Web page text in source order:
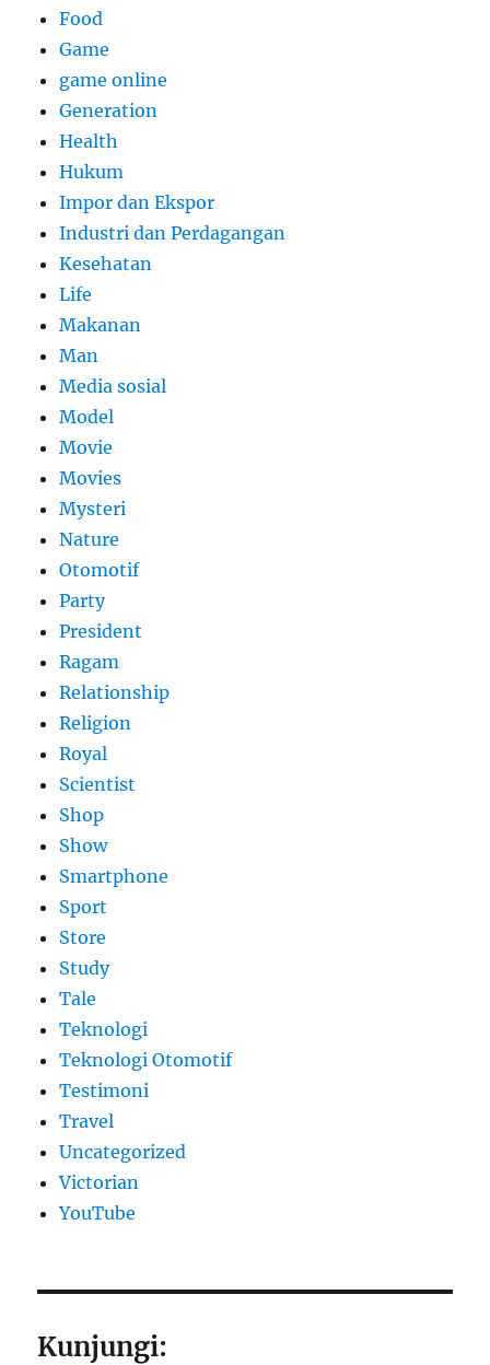
Food
Game
game online
Generation
Health
Hukum
Impor dan Ekspor
Industri dan Perdagangan
Kesehatan
Life
Makanan
Man
Media sosial
Model
Movie
Movies
Mysteri
Nature
Otomotif
Party
President
Ragam
Relationship
Religion
Royal
Scientist
Shop
Show
Smartphone
Sport
Store
Study
Tale
Teknologi
Teknologi Otomotif
Testimoni
Travel
Uncategorized
Victorian
YouTube
Kunjungi: